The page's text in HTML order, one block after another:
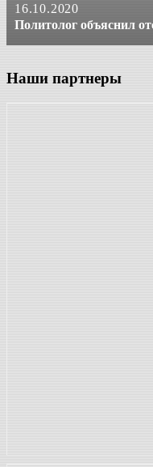
16.10.2020
Политолог объяснил
Наши партнеры